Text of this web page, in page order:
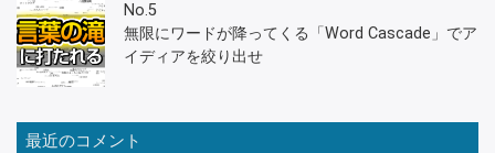
No.5
無限にワードが降ってくる「Word Cascade」でア
イディアを絞り出せ
最近のコメント